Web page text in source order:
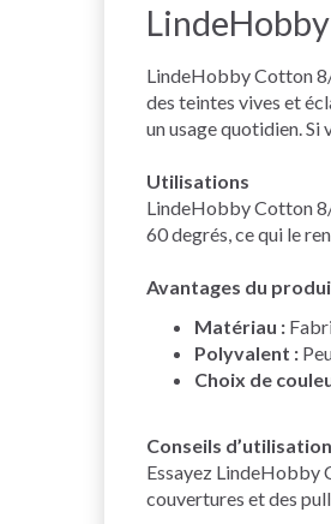
LindeHobby Cotton
des teintes vives et
un usage quotidien.
Utilisations
LindeHobby Cotton 8/
60 degrés, ce qui le
Avantages du
Matériau :
Polyvalent :
Choix de
Conseils d’utilisation
Essayez LindeHobby
couvertures et des